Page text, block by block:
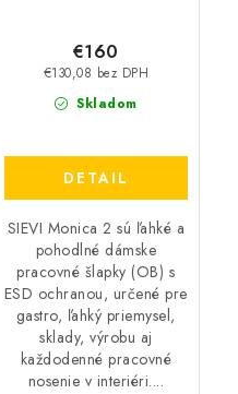
Skladom
€130,08 bez DPH
€160
DETAIL
SIEVI Monica 2 sú ľahké a
pohodlné dámske
pracovné šlapky (OB) s
ESD ochranou, určené pre
gastro, ľahký priemysel,
sklady, výrobu aj
každodenné pracovné
nosenie v interiéri....